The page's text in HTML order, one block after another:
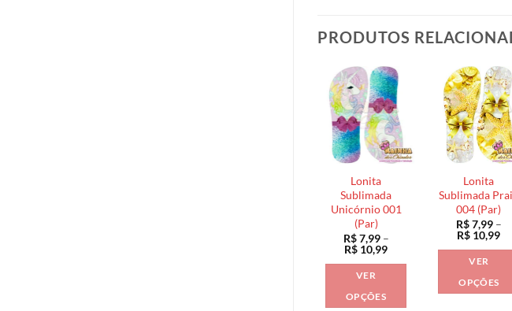
PRODUTOS
Lonita
Sublimada
Unicórnio 001
(Par)
R$7,99 –
R$ 10,99Faixa
VER
OPÇÕES
Lonita
Sublimada
004 (Par)
R$7,99 –
R$ 10,99
VER
OPÇÕES